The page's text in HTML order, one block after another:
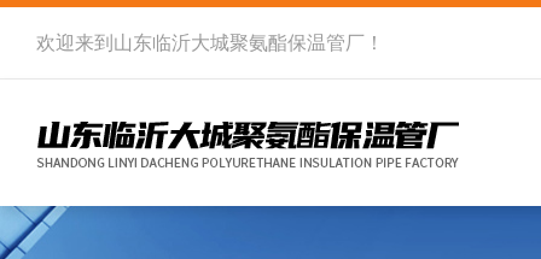
欢迎来到 山东临沂大城聚氨酯保温管厂 ！